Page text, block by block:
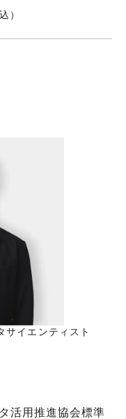
）
イエンティスト
活用推進協会標準